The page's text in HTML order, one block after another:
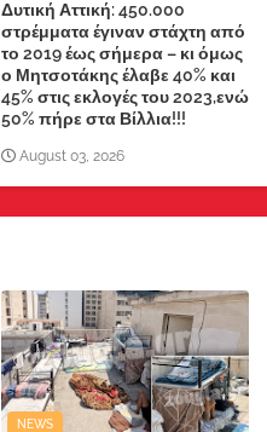
Δυτική Αττική: 450.000
στρέμματα έγιναν στάχτη από
το 2019 έως σήμερα – κι όμως
ο Μητσοτάκης έλαβε 40% και
45% στις εκλογές του 2023,ενώ
50% πήρε στα Βίλλια!!!
August 03, 2026
NEWS